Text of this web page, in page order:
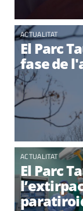
ACTUALITAT
El Parc
fase de
ACTUALITAT
El Parc